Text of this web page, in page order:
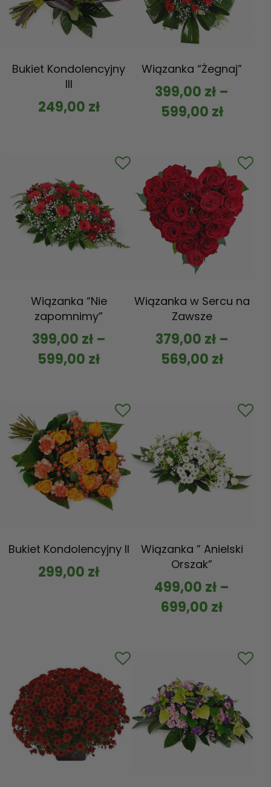
Bukiet Kondolencyjny
III
249,00 zł
Wiązanka “Żegnaj”
399,00 zł –
599,00 zł
Wiązanka “Nie
zapomnimy”
399,00 zł–
599,00 zł
Wiązanka w Sercu na
Zawsze
379,00 zł–
569,00 zł
Bukiet Kondolencyjny II
299,00 zł
Wiązanka ” Anielski
Orszak”
499,00 zł –
699,00 zł